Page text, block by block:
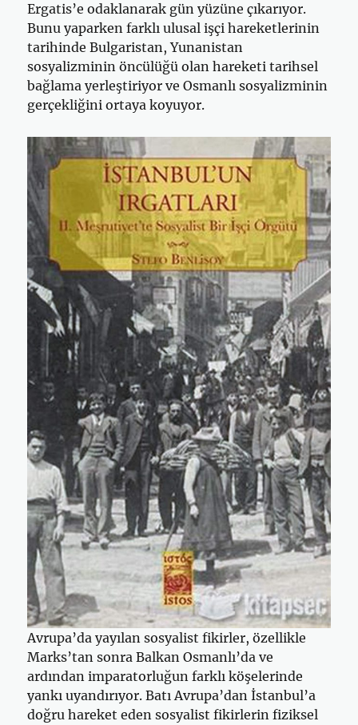
Ergatis’e odaklanarak gün yüzüne çıkarıyor.
Bunu yaparken farklı ulusal işçi hareketlerinin
tarihinde Bulgaristan, Yunanistan
sosyalizminin öncülüğü olan hareketi tarihsel
bağlama yerleştiriyor ve Osmanlı sosyalizminin
gerçekliğini ortaya koyuyor.
Avrupa’da yayılan sosyalist fikirler, özellikle
Marks’tan sonra Balkan Osmanlı’da ve
ardından imparatorluğun farklı köşelerinde
yankı uyandırıyor. Batı Avrupa’dan İstanbul’a
doğru hareket eden sosyalist fikirlerin fiziksel